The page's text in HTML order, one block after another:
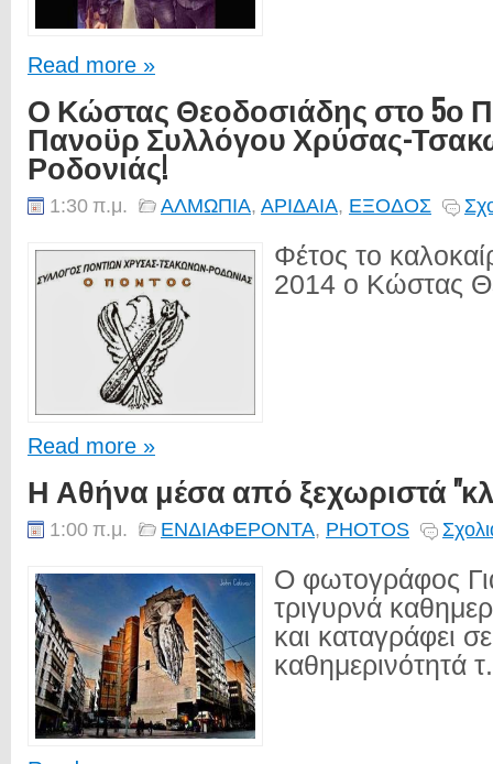
Read more »
Ο Κώστας Θεοδοσιάδης στο 5ο
Πανοϋρ Συλλόγου Χρύσας-
Ροδονιάς!
1:30 π.μ. ΑΛΜΩΠΙΑ, ΑΡΙΔΑΙΑ, ΕΞΟΔΟΣ
Φέτος το
2014 ο Κώστας
Read more »
Η Αθήνα μέσα από ξεχωριστά
1:00 π.μ. ΕΝΔΙΑΦΕΡΟΝΤΑ, PHOTOS
O φωτογράφος
τριγυρνά
και καταγράφει
καθημερινότητά